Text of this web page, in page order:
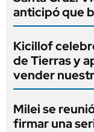
anticipó que
Kicillof
de Tierras y
vender
Milei se
firmar una